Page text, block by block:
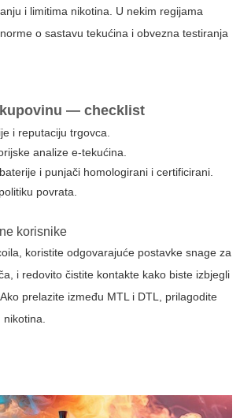
i limitima nikotina. U nekim regijama
o sastavu tekućina i obvezna testiranja
— checklist
i reputaciju trgovca.
analize e-tekućina.
i punjači homologirani i certificirani.
povrata.
korisnike
koristite odgovarajuće postavke snage za
i redovito čistite kontakte kako biste izbjegli
prelazite između MTL i DTL, prilagodite